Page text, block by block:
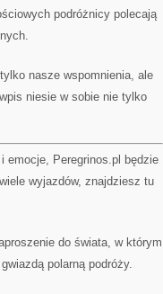
podróżnicy polecają
nasze wspomnienia, ale
niesie w sobie nie tylko
emocje, Peregrinos.pl będzie
wyjazdów, znajdziesz tu
do świata, w którym
polarną podróży.